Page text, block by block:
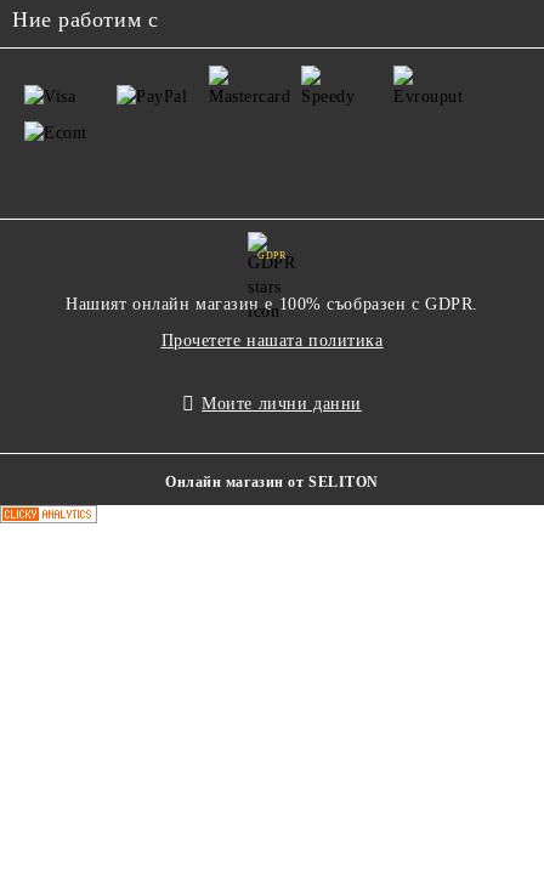
Ние работим с
GDPR
Нашият онлайн магазин е 100% съобразен с GDPR.
Прочетете нашата политика
Моите лични данни
Онлайн магазин от SELITON